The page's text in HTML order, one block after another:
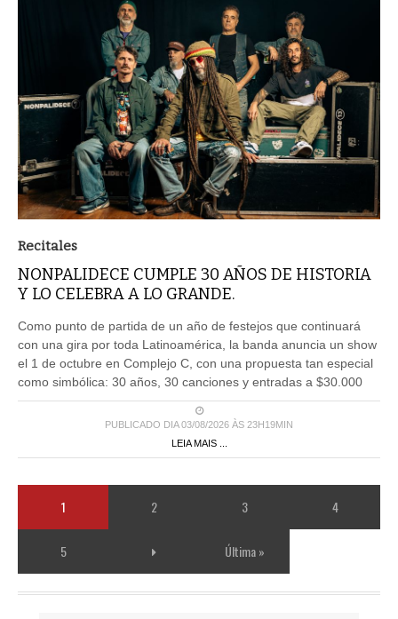
Recitales
NONPALIDECE CUMPLE 30 AÑOS DE HISTORIA
Y LO CELEBRA A LO GRANDE.
Como punto de partida de un año de festejos que continuará
con una gira por toda Latinoamérica, la banda anuncia un show
el 1 de octubre en Complejo C, con una propuesta tan especial
como simbólica: 30 años, 30 canciones y entradas a $30.000
PUBLICADO DIA 03/08/2026 ÀS 23H19MIN
LEIA MAIS ...
1 2 3 4
5 Última »